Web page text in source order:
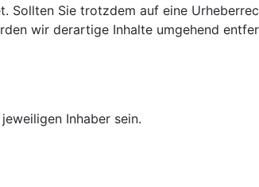
Sie trotzdem auf eine
wir derartige Inhalte umgehend
Inhaber sein.